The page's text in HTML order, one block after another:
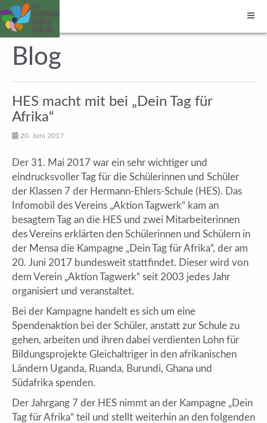
Blog
HES macht mit bei „Dein Tag für
Afrika“
20. Juni 2017
Der 31. Mai 2017 war ein sehr wichtiger und
eindrucksvoller Tag für die Schülerinnen und Schüler
der Klassen 7 der Hermann-Ehlers-Schule (HES). Das
Infomobil des Vereins „Aktion Tagwerk“ kam an
besagtem Tag an die HES und zwei Mitarbeiterinnen
des Vereins erklärten den Schülerinnen und Schülern in
der Mensa die Kampagne „Dein Tag für Afrika“, der am
20. Juni 2017 bundesweit stattfindet. Dieser wird von
dem Verein „Aktion Tagwerk“ seit 2003 jedes Jahr
organisiert und veranstaltet.
Bei der Kampagne handelt es sich um eine
Spendenaktion bei der Schüler, anstatt zur Schule zu
gehen, arbeiten und ihren dabei verdienten Lohn für
Bildungsprojekte Gleichaltriger in den afrikanischen
Ländern Uganda, Ruanda, Burundi, Ghana und
Südafrika spenden.
Der Jahrgang 7 der HES nimmt an der Kampagne „Dein
Tag für Afrika“ teil und stellt weiterhin an den folgenden